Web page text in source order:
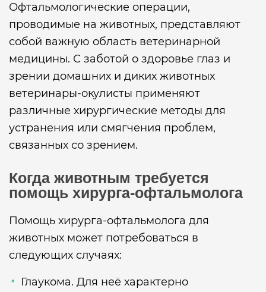
Офтальмологические операции,
проводимые на животных, представляют
собой важную область ветеринарной
медицины. С заботой о здоровье глаз и
зрении домашних и диких животных
ветеринары-окулисты применяют
различные хирургические методы для
устранения или смягчения проблем,
связанных со зрением.
Когда животным требуется
помощь хирурга-офтальмолога
Помощь хирурга-офтальмолога для
животных может потребоваться в
следующих случаях:
Глаукома. Для неё характерно